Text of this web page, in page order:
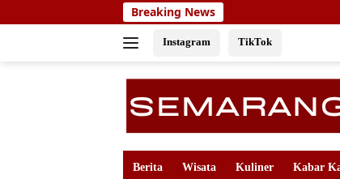
to
Breaking News
Instagram TikTok
Berita Wisata Kuliner Kabar